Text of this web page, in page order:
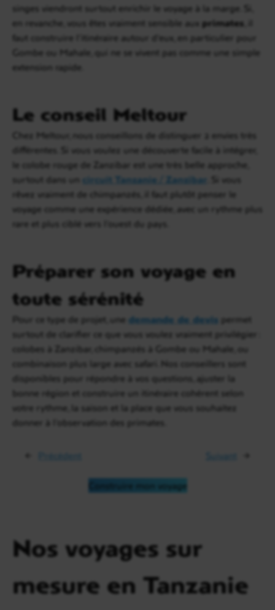
singes viendront surtout enrichir le voyage à la marge. Si,
en revanche, vous êtes vraiment sensible aux primates
faut construire l’itinéraire autour d’eux, en particulier pour
Gombe ou Mahale, qui ne se vivent pas comme une simple
extension rapide.
Le conseil Meltour
Chez Meltour, nous conseillons de distinguer 2 envies très
différentes. Si vous voulez une découverte facile à intégrer,
le colobe rouge de Zanzibar est une très belle approche,
surtout dans un circuit Tanzanie / Zanzibar
. Si vous
rêvez vraiment de chimpanzés, il faut plutôt penser le
voyage comme une expérience dédiée, avec un rythme plus
rare et plus ciblé vers l’ouest du pays.
Préparer son voyage en
toute sérénité
Pour ce type de projet, une demande de devis permet
surtout de clarifier ce que vous voulez vraiment privilégier :
colobes à Zanzibar, chimpanzés à Gombe ou Mahale, ou
combinaison plus large avec safari. Nos conseillers sont
disponibles pour répondre à vos questions, ajuster la
bonne région et construire un itinéraire cohérent selon
votre rythme, la saison et la place que vous souhaitez
donner à l’observation des primates.
← Suivant →
Construire mon voyage
Nos voyages sur
mesure en Tanzanie